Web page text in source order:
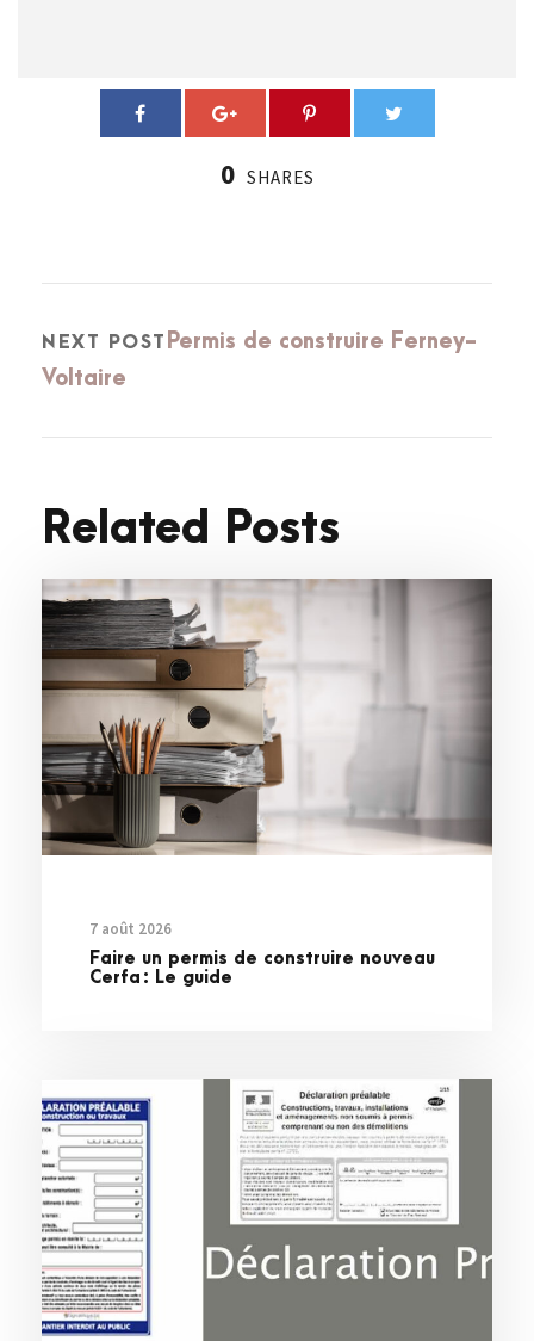
0 SHARES
NEXT POST Permis de construire Ferney-
Voltaire
Related Posts
7 août 2026
Faire un permis de construire nouveau
Cerfa : Le guide